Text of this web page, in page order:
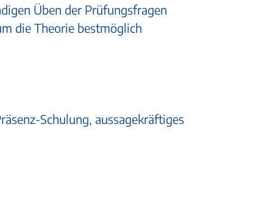
Üben der Prüfungsfragen
die Theorie bestmöglich
Schulung, aussagekräftiges